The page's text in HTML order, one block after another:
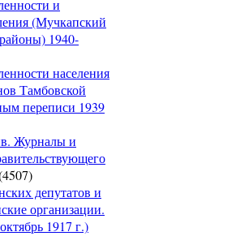
и
(Мучкапский
1940-
населения
Тамбовской
переписи 1939
Журналы и
депутатов и
организации.
1917 г.)